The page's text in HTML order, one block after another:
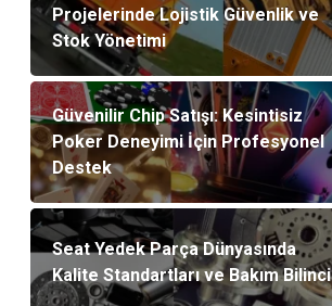
Projelerinde Lojistik Güvenlik ve
Stok Yönetimi
Güvenilir Chip Satışı: Kesintisiz
Poker Deneyimi İçin Profesyonel
Destek
Seat Yedek Parça Dünyasında
Kalite Standartları ve Bakım Bilinci